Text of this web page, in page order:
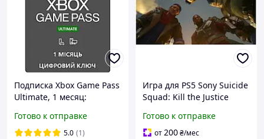
Подписка Xbox Game Pass
Ultimate, 1 месяц:
Essential (Core), PC, EA
Play, Ubisoft Classics,
Готово к отправке
5.0 (1)
Игра для PS5 Sony Suicide
Squad: Kill the Justice
(5051895416310)
Готово к отправке
от200₴/мес